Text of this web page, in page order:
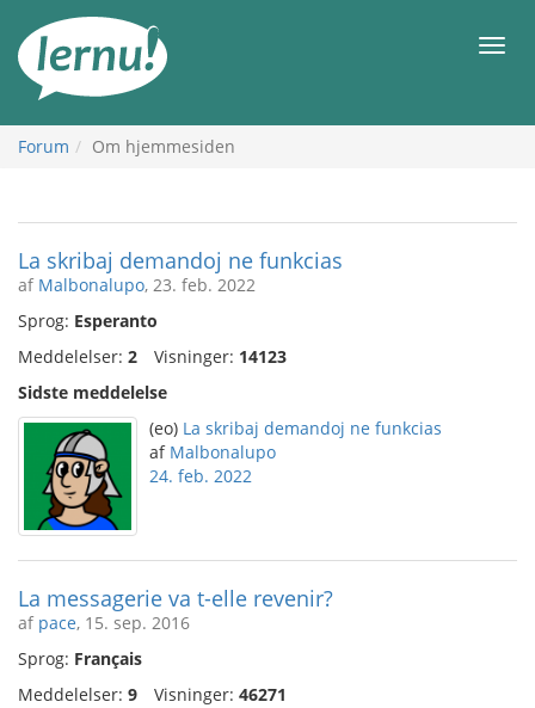
indholdet
Forum Om hjemmesiden
La skribaj demandoj ne funkcias
af Malbonalupo, 23. feb. 2022
Sprog: Esperanto
Meddelelser: 2 Visninger: 14123
Sidste meddelelse
(eo) La skribaj demandoj ne funkcias
af Malbonalupo
24. feb. 2022
La messagerie va t-elle revenir?
af pace, 15. sep. 2016
Sprog: Français
Meddelelser: 9 Visninger: 46271